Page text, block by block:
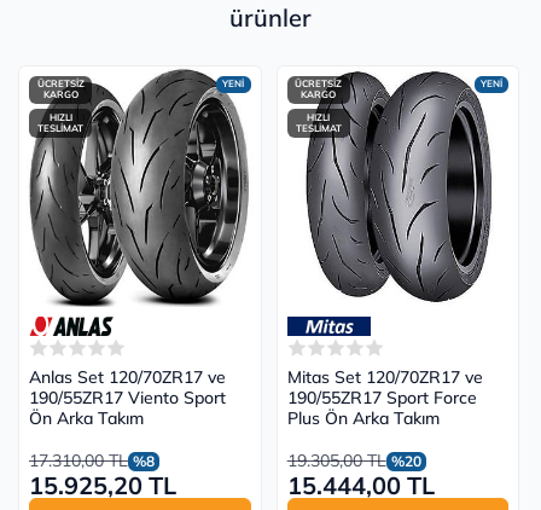
ürünler
YENİ
ÜCRETSİZ
KARGO
HIZLI
TESLİMAT
Anlas Set 120/70ZR17 ve
190/55ZR17 Viento Sport
Ön Arka Takım
17.310,00 TL %8
15.925,20 TL
YENİ
ÜCRETSİZ
KARGO
HIZLI
TESLİMAT
Mitas Set 120/70ZR17 ve
190/55ZR17 Sport Force
Plus Ön Arka Takım
19.305,00 TL %20
15.444,00 TL